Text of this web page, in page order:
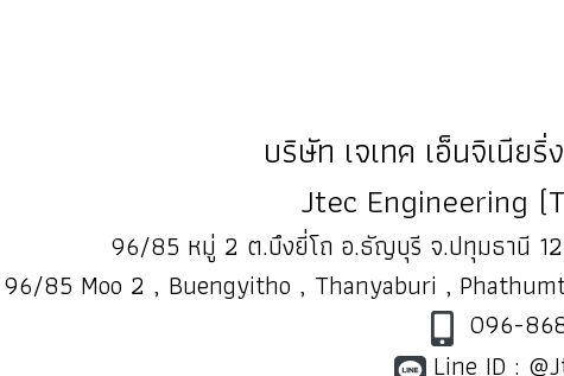
บริษัท เจเทค เอ็นจิเนีย
Jtec Engineering
96/85 หมู่ 2 ต.บึงยี่โถ อ.ธัญบุรี จ.ปทุมธานี
96/85 Moo 2 , Buengyitho , Thanyaburi ,
096-
Line ID :